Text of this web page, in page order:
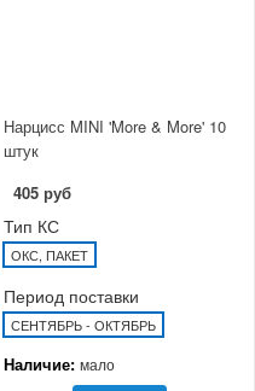
Нарцисс MINI 'More & More' 10
штук
405 руб
Тип КС
ОКС, ПАКЕТ
Период поставки
СЕНТЯБРЬ - ОКТЯБРЬ
Наличие: мало